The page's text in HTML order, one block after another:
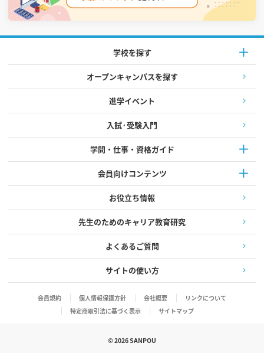
学校を探す
オープンキャンパスを探す
進学イベント
入試·受験入門
学問・仕事・資格ガイド
会員向けコンテンツ
お役立ち情報
先生のためのキャリア教育研究
よくあるご質問
サイトの使い方
会員規約 個人情報保護方針 会社概要
リンクについて
特定商取引法に基づく表示
サイトマップ
©2026SANPOU